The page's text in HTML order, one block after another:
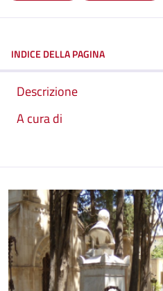
INDICE DELLA PAGINA
Descrizione
A cura di